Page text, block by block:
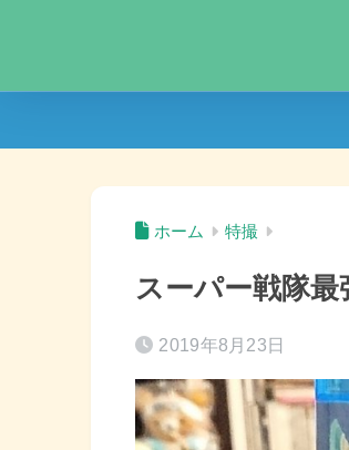
ホーム 特撮
スーパー戦隊最
2019年8月23日